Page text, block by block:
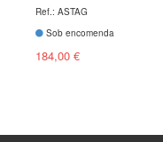
Ref.: ASTAG
Sob encomenda
184,00 €